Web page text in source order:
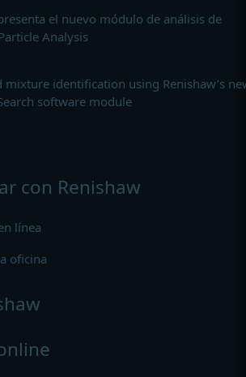
el nuevo módulo de análisis de
Analysis
mixture identification using Renishaw’s
software module
con Renishaw
línea
oficina